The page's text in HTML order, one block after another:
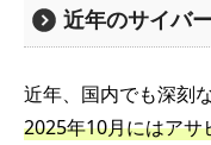
近年のサイバ
近年、国内でも深刻
2025年10月にはアサ